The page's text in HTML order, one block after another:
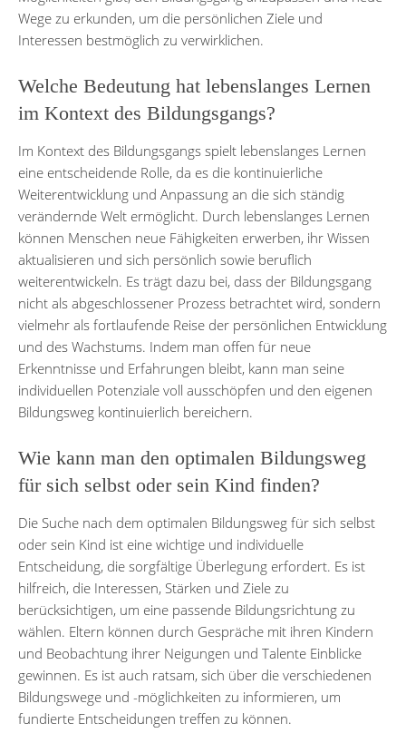
Wege zu erkunden, um die persönlichen Ziele und
Interessen bestmöglich zu verwirklichen.
Welche Bedeutung hat lebenslanges Lernen
im Kontext des Bildungsgangs?
Im Kontext des Bildungsgangs spielt lebenslanges Lernen
eine entscheidende Rolle, da es die kontinuierliche
Weiterentwicklung und Anpassung an die sich ständig
verändernde Welt ermöglicht. Durch lebenslanges Lernen
können Menschen neue Fähigkeiten erwerben, ihr Wissen
aktualisieren und sich persönlich sowie beruflich
weiterentwickeln. Es trägt dazu bei, dass der Bildungsgang
nicht als abgeschlossener Prozess betrachtet wird, sondern
vielmehr als fortlaufende Reise der persönlichen Entwicklung
und des Wachstums. Indem man offen für neue
Erkenntnisse und Erfahrungen bleibt, kann man seine
individuellen Potenziale voll ausschöpfen und den eigenen
Bildungsweg kontinuierlich bereichern.
Wie kann man den optimalen Bildungsweg
für sich selbst oder sein Kind finden?
Die Suche nach dem optimalen Bildungsweg für sich selbst
oder sein Kind ist eine wichtige und individuelle
Entscheidung, die sorgfältige Überlegung erfordert. Es ist
hilfreich, die Interessen, Stärken und Ziele zu
berücksichtigen, um eine passende Bildungsrichtung zu
wählen. Eltern können durch Gespräche mit ihren Kindern
und Beobachtung ihrer Neigungen und Talente Einblicke
gewinnen. Es ist auch ratsam, sich über die verschiedenen
Bildungswege und -möglichkeiten zu informieren, um
fundierte Entscheidungen treffen zu können.